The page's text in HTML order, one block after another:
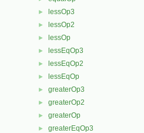
► lessOp3
► lessOp2
► lessOp
► lessEqOp3
► lessEqOp2
► lessEqOp
► greaterOp3
► greaterOp2
► greaterOp
► greaterEqOp3